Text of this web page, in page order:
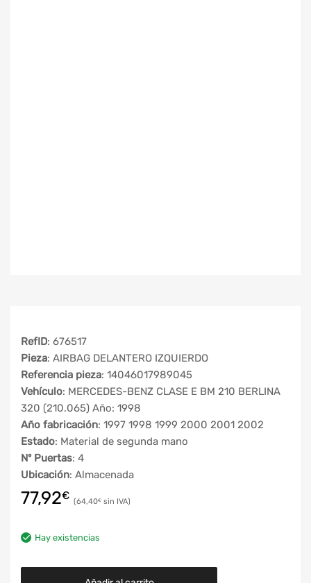
RefID: 676517
Pieza: AIRBAG DELANTERO IZQUIERDO
Referencia pieza: 14046017989045
Vehículo: MERCEDES-BENZ CLASE E BM 210 BERLINA
320 (210.065) Año: 1998
Año fabricación: 1997 1998 1999 2000 2001 2002
Estado: Material de segunda mano
Nº Puertas: 4
Ubicación: Almacenada
77,92€ 64,40€
Hay existencias